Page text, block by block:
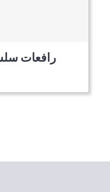
رافعات